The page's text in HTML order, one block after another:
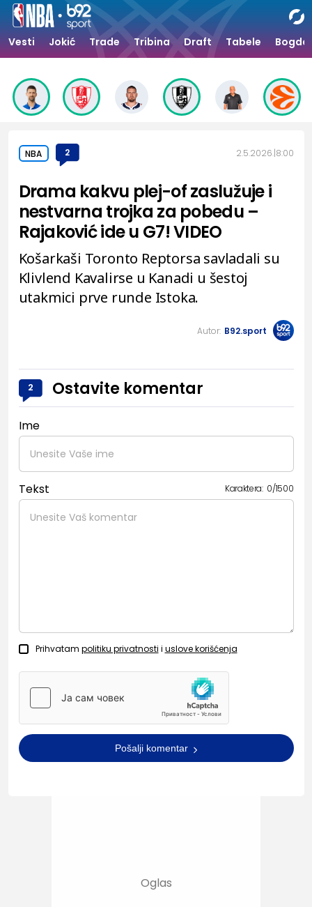
Vesti Jokić Trade Tribina Draft Tabele
NBA 2 2.5.2026. 8:00
Drama kakvu plej-of zaslužuje i
nestvarna trojka za pobedu –
Rajaković ide u G7! VIDEO
Košarkaši Toronto Reptorsa savladali su
Klivlend Kavalirse u Kanadi u šestoj
utakmici prve runde Istoka.
Autor: B92.sport
2 Ostavite komentar
Ime
Tekst Karaktera: 0/1500
Prihvatam politiku privatnosti i uslove korišćenja
Pošalji komentar